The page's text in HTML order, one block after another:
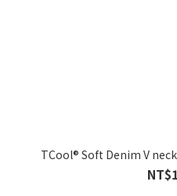
TCool® Soft Denim V